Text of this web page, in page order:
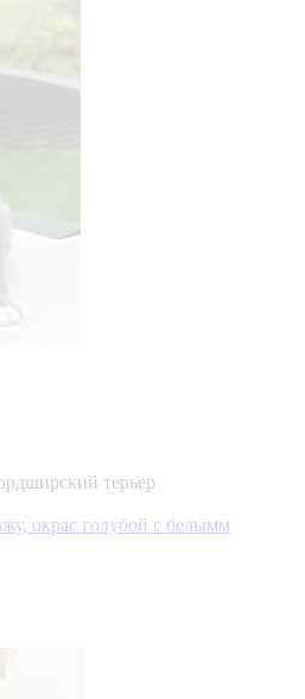
терьер
окрас голубой с белымм